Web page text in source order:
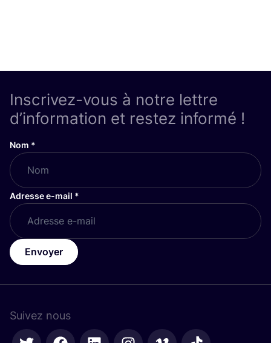
Inscrivez-vous à notre lettre
d’information et restez informé !
Nom *
Adresse e-mail *
Envoyer
Suivez nous